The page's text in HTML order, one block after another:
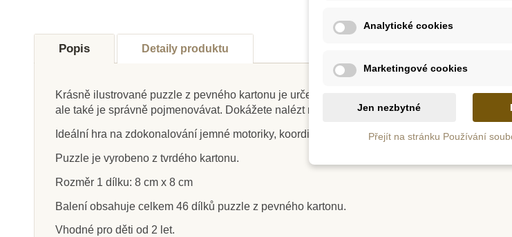
Výprodej
Do školy
Skladem
Goki Zvukové puzzle -
hlasy zvířat ze zoo
Doporučené
Do školy
Moyo Montessori Puzzle -
Do školy
Popis Detaily produktu
Krásně ilustrované puzzle z pevného kartonu je určeno pro nejmenší dítka. Duo puzzle s
ale také je správně pojmenovávat. Dokážete nalézt mamince správné mláďátko?
Ideální hra na zdokonalování jemné motoriky, koordinace, trpělivosti, koncentrace a slovní
Puzzle je vyrobeno z tvrdého kartonu.
Rozměr 1 dílku: 8 cm x 8 cm
Balení obsahuje celkem 46 dílků puzzle z pevného kartonu.
Vhodné pro děti od 2 let.
Analytické cookies
Marketingové cookies
Jen nezbytné
Přejít na stránku Používání